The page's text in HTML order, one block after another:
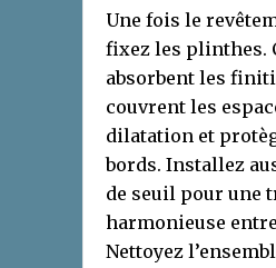
Une fois le
fixez les plinthes.
absorbent les
couvrent les
dilatation et
bords. Installez
de seuil pour une
harmonieuse
Nettoyez